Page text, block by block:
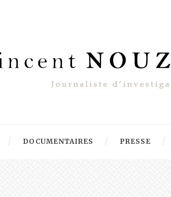
DOCUMENTAIRES PRESSE